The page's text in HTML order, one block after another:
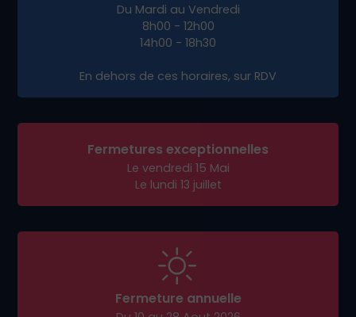
Du Mardi au Vendredi
8h00 - 12h00
14h00 - 18h30
En dehors de ces horaires, sur RDV
Fermetures exceptionnelles
Le vendredi 15 Mai
Le lundi 13 juillet
Fermeture annuelle